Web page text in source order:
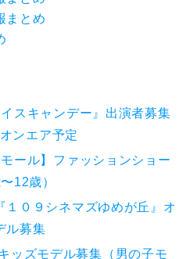
まとめ
スキャンデー』出演者募集
ンエア予定
ール】ファッションショー
12歳）
１０９シネマズゆめが丘』オ
ル募集
ッズモデル募集（男の子モ